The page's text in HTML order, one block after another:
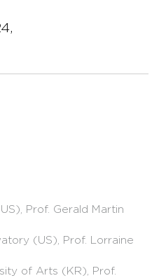
Prof. Gerald Martin
(US), Prof. Lorraine
of Arts (KR), Prof.